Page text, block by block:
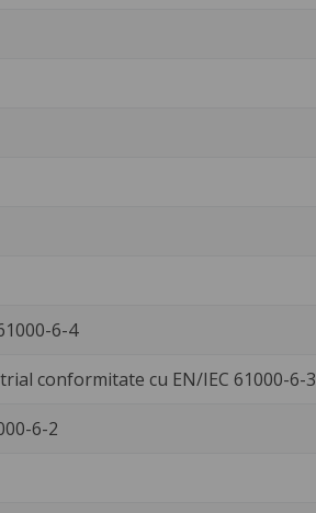
6-4
conformitate cu EN/IEC 61000-6-3
6-2